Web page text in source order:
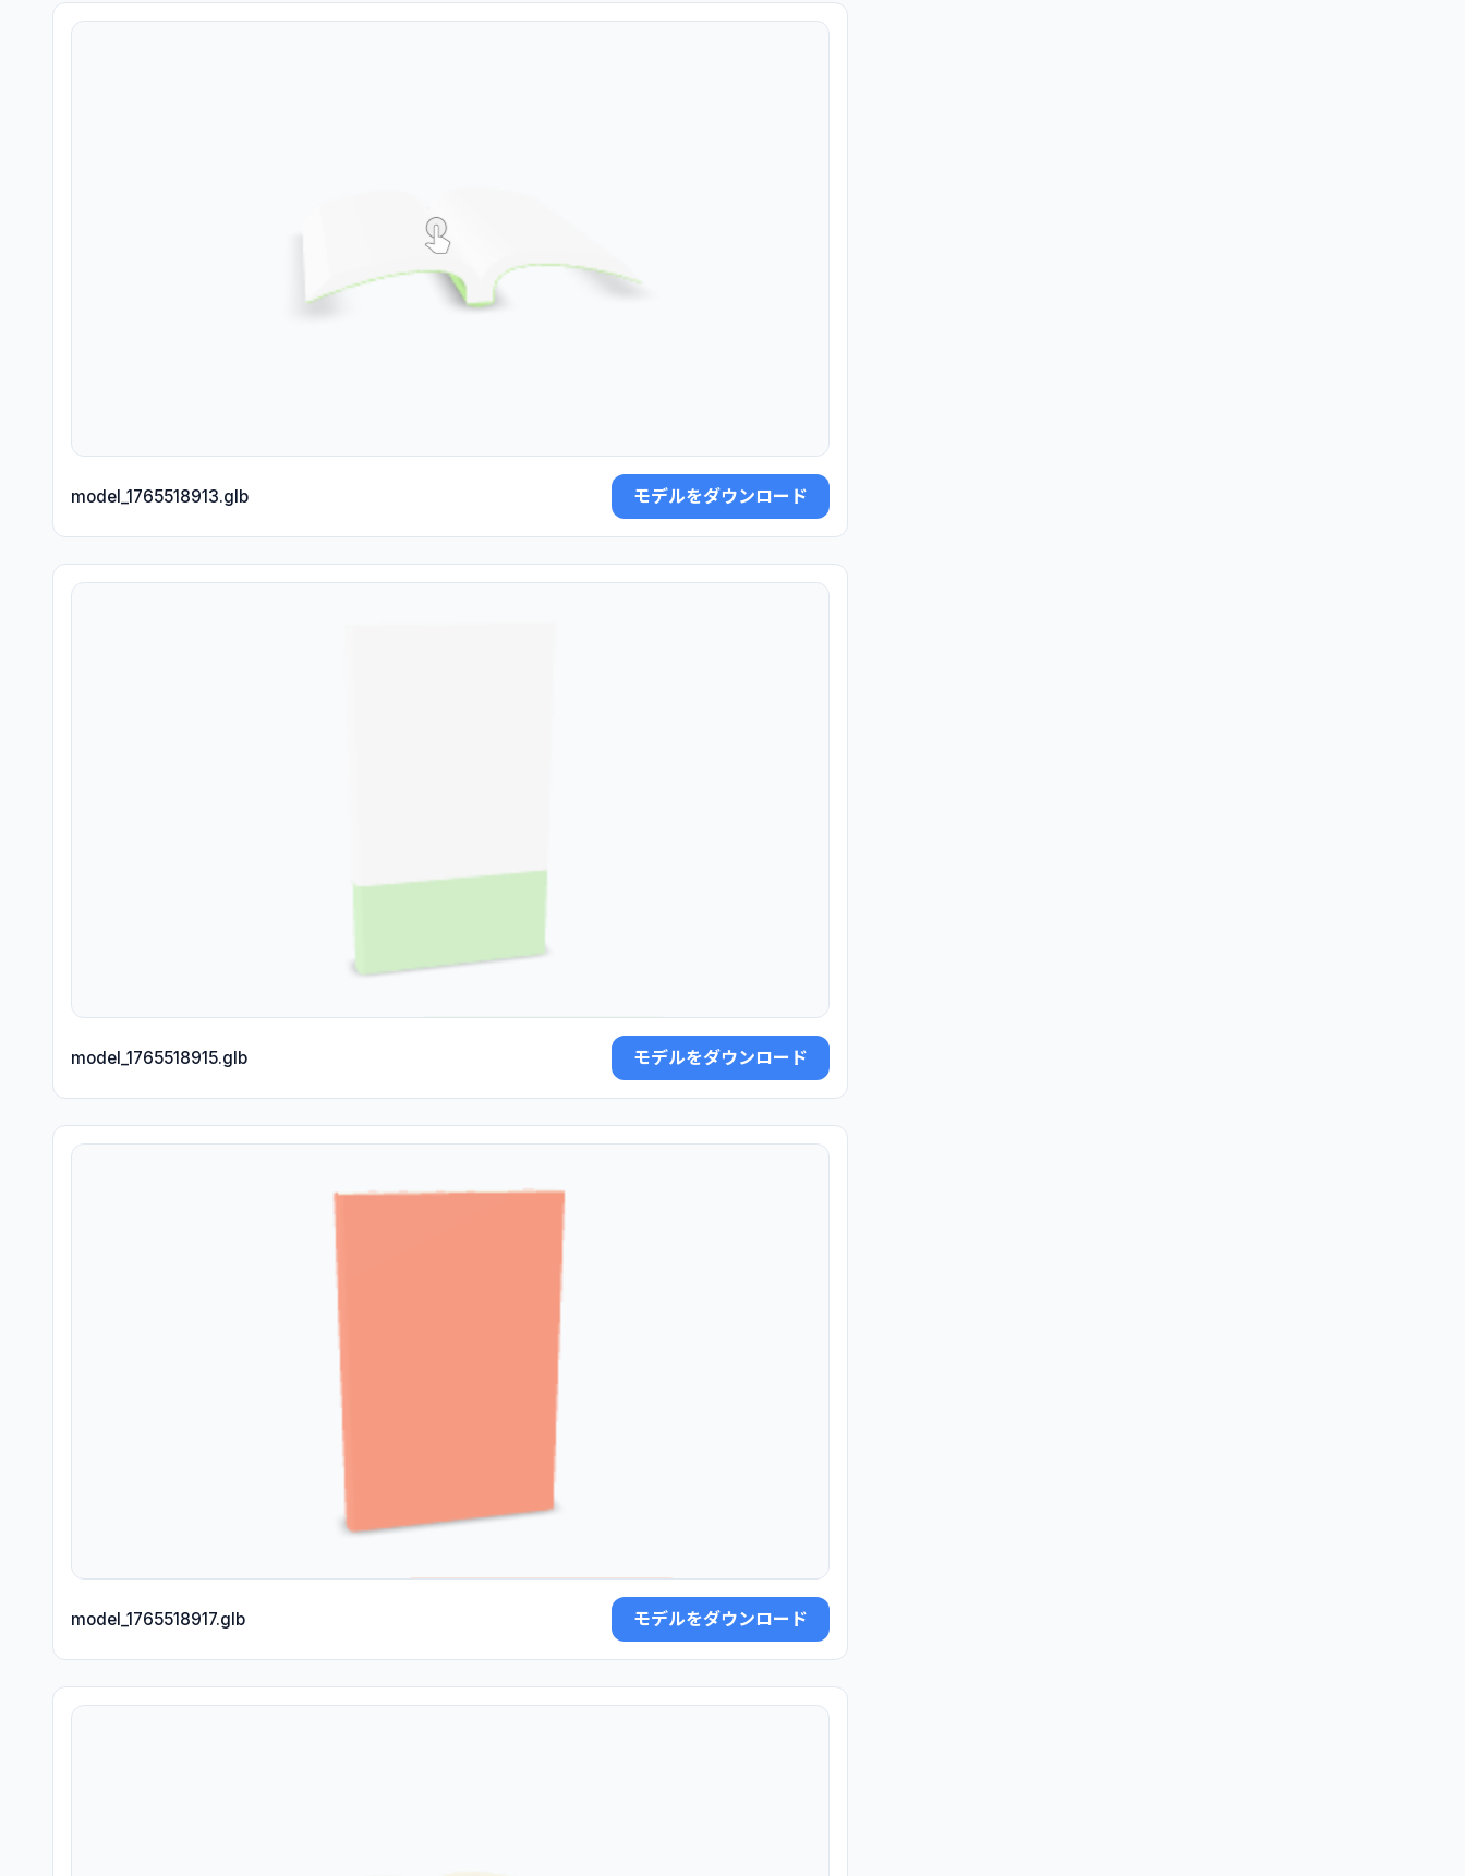
model_1765518913.glb モデルをダウンロード
model_1765518915.glb モデルをダウンロード
model_1765518917.glb モデルをダウンロード